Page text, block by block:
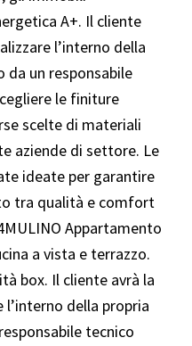
A+. Il cliente
l’interno della
un responsabile
le finiture
scelte di materiali
aziende di settore. Le
ideate per garantire
tra qualità e comfort
Appartamento
a vista e terrazzo.
box. Il cliente avrà la
della propria
tecnico